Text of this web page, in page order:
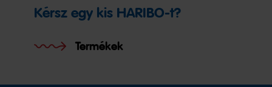
Kérsz egy kis HARIBO-t?
Termékek